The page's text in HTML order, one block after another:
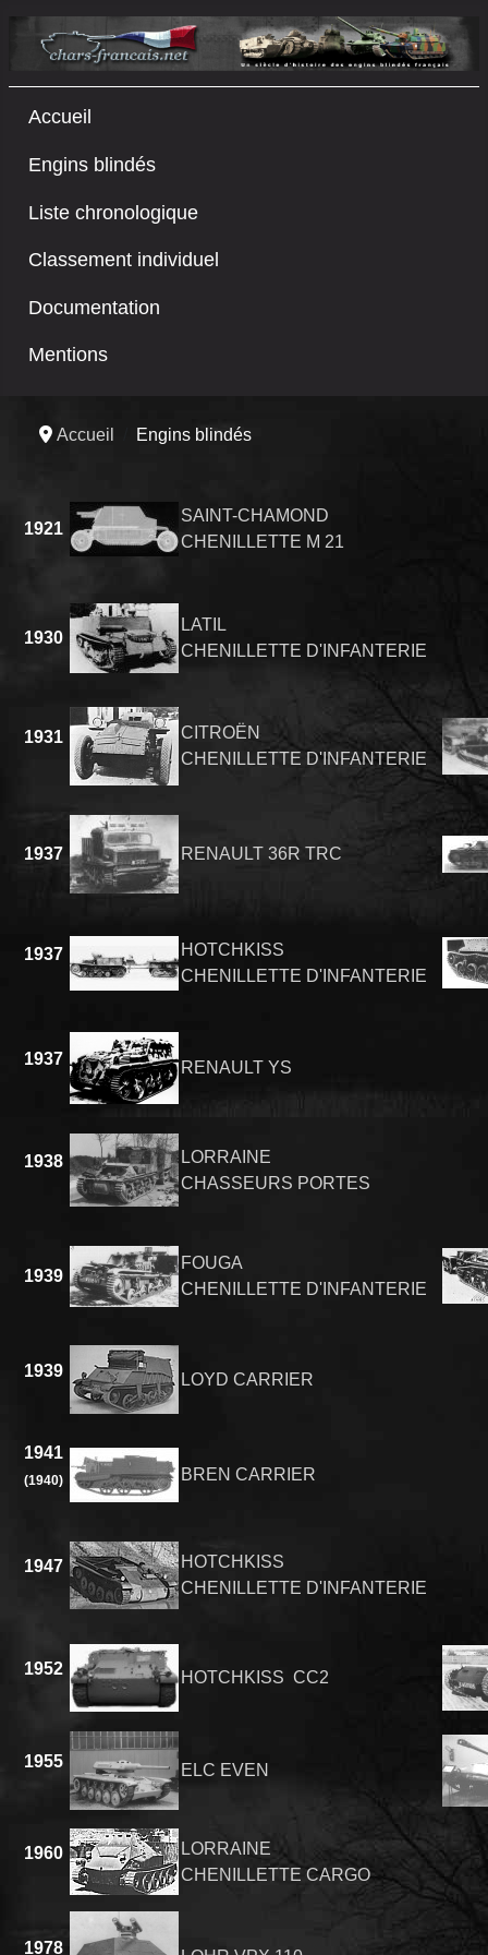
Accueil
Engins blindés
Liste chronologique
Classement individuel
Documentation
Mentions
Accueil Engins blindés
1921
SAINT-CHAMOND
CHENILLETTE M 21
1930
LATIL
CHENILLETTE D'INFANTERIE
1931
CITROËN
CHENILLETTE D'INFANTERIE
1937 RENAULT 36R TRC
1937
HOTCHKISS
CHENILLETTE D'INFANTERIE
1937 RENAULT YS
1938
LORRAINE
CHASSEURS PORTES
1939
FOUGA
CHENILLETTE D'INFANTERIE
1939 LOYD CARRIER
1941
(1940) BREN CARRIER
1947
HOTCHKISS
CHENILLETTE D'INFANTERIE
1952 HOTCHKISS CC2
1955 ELC EVEN
1960
LORRAINE
CHENILLETTE CARGO
1978